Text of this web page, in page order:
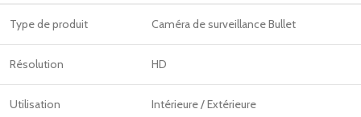
Type de produit Caméra de surveillance Bullet
Résolution HD
Utilisation Intérieure / Extérieure